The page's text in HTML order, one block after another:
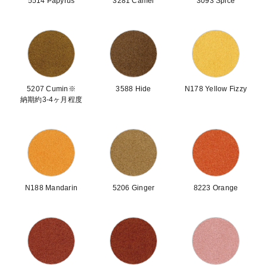
5207 Cumin※
納期約3-4ヶ月程度
3588 Hide N178 Yellow Fizzy
N188 Mandarin 5206 Ginger 8223 Orange